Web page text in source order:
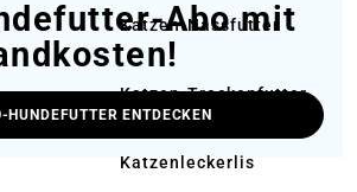
Katzen-Nassfutter
Katzen-Trockenfutter
Katzenleckerlis
Abo mit
HUNDEFUTTER ENTDECKEN